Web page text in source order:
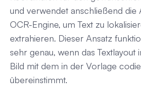
und verwendet anschließend die
OCR-Engine, um Text zu
extrahieren. Dieser Ansatz
sehr genau, wenn das Textlayout
Bild mit dem in der Vorlage
übereinstimmt.